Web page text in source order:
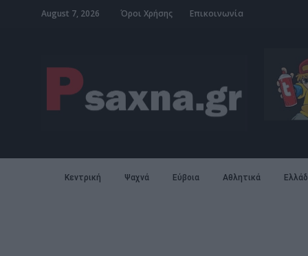
August 7, 2026 Όροι Χρήσης Επικοινωνία
Κεντρική Ψαχνά Εύβοια Αθλητικά